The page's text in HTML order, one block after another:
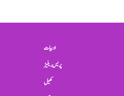
ادبیات
پریس ریلیز
کھیل